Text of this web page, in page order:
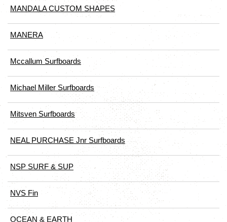
MANDALA CUSTOM SHAPES
MANERA
Mccallum Surfboards
Michael Miller Surfboards
Mitsven Surfboards
NEAL PURCHASE Jnr Surfboards
NSP SURF & SUP
NVS Fin
OCEAN & EARTH